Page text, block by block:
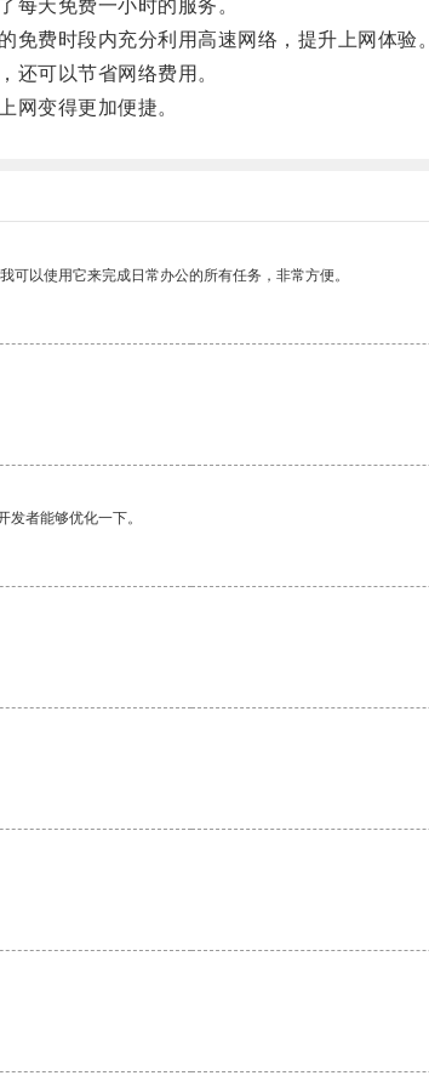
天免费一小时的服务。
费时段内充分利用高速网络，提升上网体验。
可以节省网络费用。
变得更加便捷。
以使用它来完成日常办公的所有任务，非常方便。
者能够优化一下。